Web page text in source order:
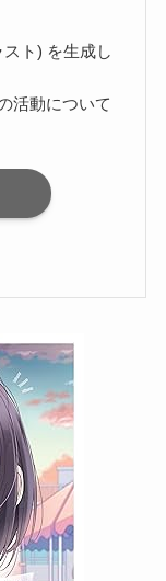
ト) を生成し
活動について